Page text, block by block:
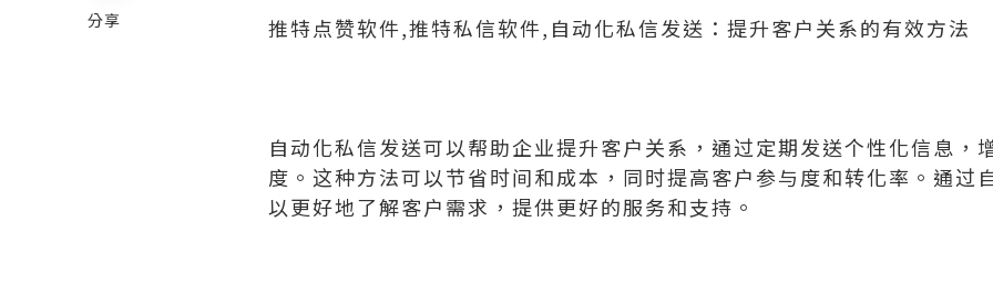
推特点赞软件,推特私信软件,自动化私信发送：提升客户关系的有效方法
自动化私信发送可以帮助企业提升客户关系，通过定期发送个性化信息，
度。这种方法可以节省时间和成本，同时提高客户参与度和转化率。通过
以更好地了解客户需求，提供更好的服务和支持。
分享